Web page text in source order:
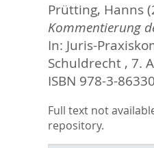
sind
hier:
Prütting, Hanns
Kommentierung
In: Juris-
Schuldrecht , 7.
ISBN 978-3-
Full text not
repository.